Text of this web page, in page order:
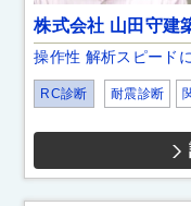
株式会社 山田守建
操作性 解析スピード
RC診断 耐震診断